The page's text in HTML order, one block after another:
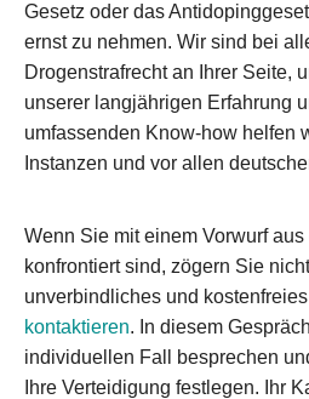
Gesetz oder das
ernst zu nehmen. Wir sind bei
Drogenstrafrecht an Ihrer Seite,
unserer langjährigen Erfahrung
umfassenden Know-how helfen
Instanzen und vor allen
Wenn Sie mit einem Vorwurf
konfrontiert sind, zögern Sie
unverbindliches und
kontaktieren. In diesem
individuellen Fall besprechen
Ihre Verteidigung festlegen. Ihr